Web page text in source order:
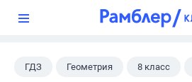
ГДЗ Геометрия 8 класс